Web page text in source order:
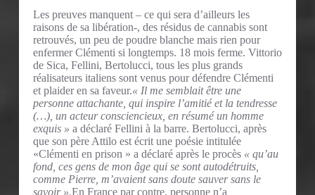
Les preuves manquent – ce qui sera d’ailleurs les
raisons de sa libération-, des résidus de cannabis sont
retrouvés, un peu de poudre blanche mais rien pour
enfermer Clémenti si longtemps. 18 mois ferme. Vittorio
de Sica, Fellini, Bertolucci, tous les plus grands
réalisateurs italiens sont venus pour défendre Clémenti
et plaider en sa faveur.« Il me semblait être une
personne attachante, qui inspire l’amitié et la tendresse
(…), un acteur consciencieux, en résumé un homme
exquis » a déclaré Fellini à la barre. Bertolucci, après
que son père Attilo est écrit une poésie intitulée
«Clémenti en prison » a déclaré après le procès « qu’au
fond, ces gens de mon âge qui se sont autodétruits,
comme Pierre, m’avaient sans doute sauver sans le
savoir ».En France par contre, personne n’a